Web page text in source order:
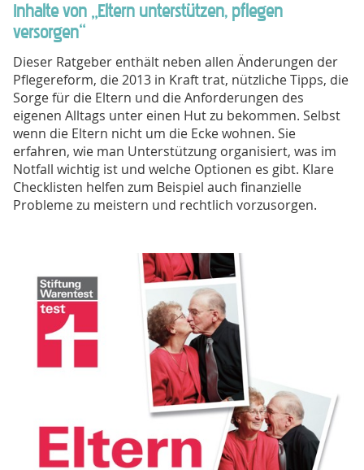
Inhalte von „Eltern unterstützen, pflegen
versorgen“
Dieser Ratgeber enthält neben allen Änderungen der
Pflegereform, die 2013 in Kraft trat, nützliche Tipps, die
Sorge für die Eltern und die Anforderungen des
eigenen Alltags unter einen Hut zu bekommen. Selbst
wenn die Eltern nicht um die Ecke wohnen. Sie
erfahren, wie man Unterstützung organisiert, was im
Notfall wichtig ist und welche Optionen es gibt. Klare
Checklisten helfen zum Beispiel auch finanzielle
Probleme zu meistern und rechtlich vorzusorgen.